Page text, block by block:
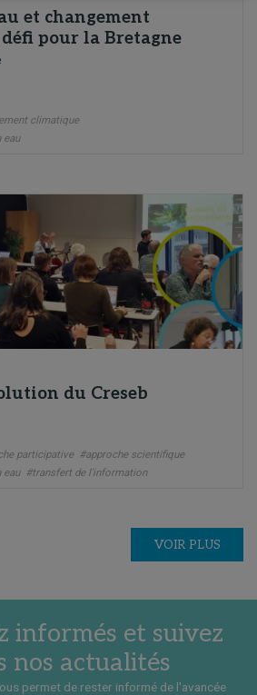
et changement
pour la Bretagne
climatique
eau
du Creseb
participative #approche scientifique
eau
#transfert de l'information
VOIR PLUS
informés et suivez
nos actualités
permet de rester informé de l'avancée